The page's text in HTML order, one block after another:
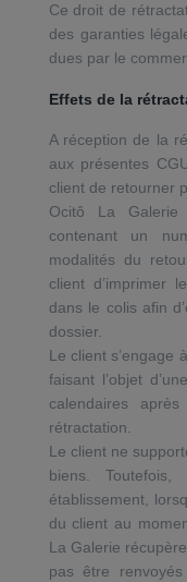
Ce droit de
des garanties
dues par le
Effets de la
A réception de la
aux présentes
client de retourner
Ocitô La
contenant un
modalités du
client d’imprimer
dans le colis afin
dossier.
Le client s’engage
faisant l’objet
calendaires
rétractation.
Le client ne
biens.
établissement,
du client au
La Galerie
pas être